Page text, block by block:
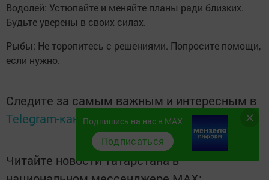
Водолей: Устюпайте и меняйте планы ради близких.
Будьте уверены в своих силах.
Рыбы: Не торопитесь с решениями. Попросите помощи,
если нужно.
Следите за самым важным и интересным в
Telegram-канале Татмедиа
Читайте новости Татарстана в
Подпишись на нас в MAX
Подписаться